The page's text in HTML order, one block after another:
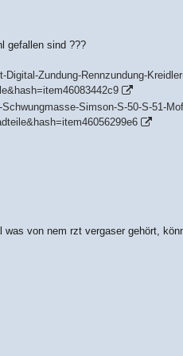
gefallen sind ???
Zundung-Rennzundung-
Simson-S-50-S-51-
was von nem rzt vergaser gehört,